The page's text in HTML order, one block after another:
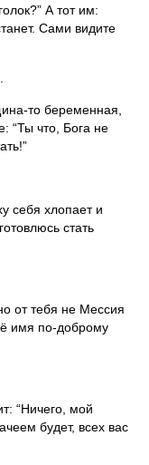
А тот им:
Сами видите
то беременная,
“Ты что, Бога не
себя хлопает и
стать
от тебя не Мессия
имя по-доброму
“Ничего, мой
будет, всех вас